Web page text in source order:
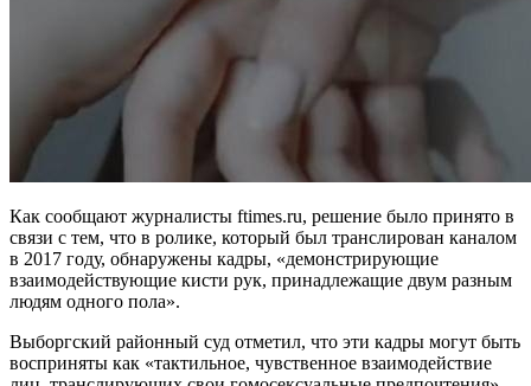
Как сообщают журналисты ftimes.ru, решение было принято в
связи с тем, что в ролике, который был транслирован каналом
в 2017 году, обнаружены кадры, «демонстрирующие
взаимодействующие кисти рук, принадлежащие двум разным
людям одного пола».
Выборгский районный суд отметил, что эти кадры могут быть
восприняты как «тактильное, чувственное взаимодействие